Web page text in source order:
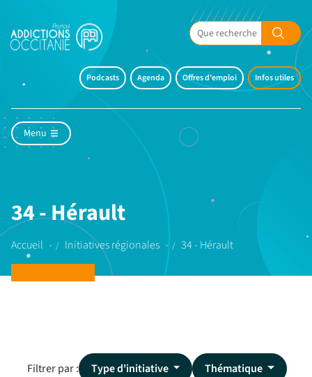
Podcasts Agenda Offres d'emploi Infos utiles
Menu
34 - Hérault
Accueil Initiatives régionales 34 - Hérault
Filtrer par : Type d'initiative
Thématique